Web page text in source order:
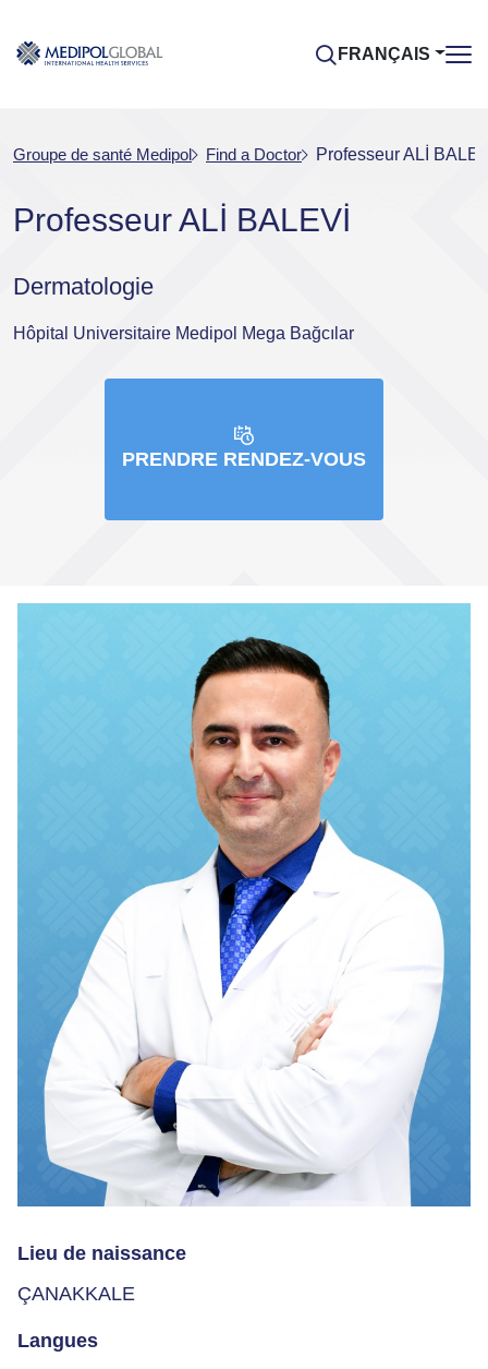
FRANÇAIS
Groupe de santé Medipol Find a Doctor Professeur ALİ
Professeur ALİ BALEVİ
Dermatologie
Hôpital Universitaire Medipol Mega Bağcılar
PRENDRE RENDEZ-VOUS
Lieu de naissance
ÇANAKKALE
Langues